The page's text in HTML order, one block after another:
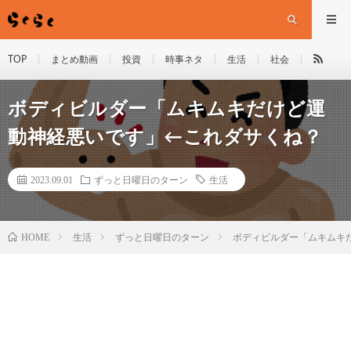
TOP まとめ動画 投資 時事ネタ 生活 社会
ボディビルダー「ムキムキだけど運
動神経悪いです」←これダサくね？
2023.09.01 ずっと日曜日のターン 生活
HOME 生活 ずっと日曜日のターン ボディビルダー「ムキム